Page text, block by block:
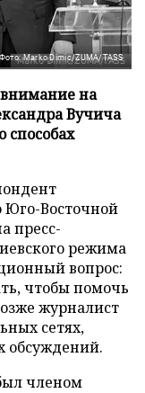
Фото: Marko Dimic/ZUMA/TASS
на
Вучича
способах
Восточной
пресс-
режима
вопрос:
чтобы помочь
журналист
сетях,
обсуждений.
членом